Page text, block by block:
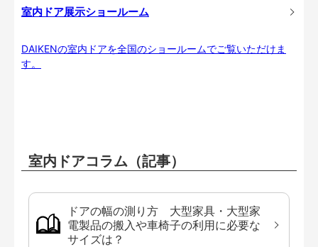
室内ドア展示ショールーム
DAIKENの室内ドアを全国のショールームでご覧いただけま
す。
室内ドアコラム（記事）
ドアの幅の測り方 大型家具・大型家
電製品の搬入や車椅子の利用に必要な
サイズは？